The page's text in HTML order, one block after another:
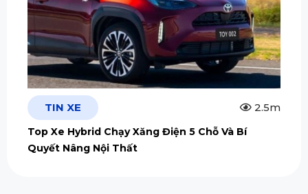
TIN XE 2.5m
Top Xe Hybrid Chạy Xăng Điện 5 Chỗ Và Bí
Quyết Nâng Nội Thất